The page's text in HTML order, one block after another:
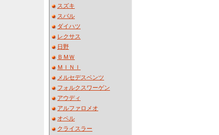
スズキ
スバル
ダイハツ
レクサス
日野
ＢＭＷ
ＭＩＮＩ
メルセデスベンツ
フォルクスワーゲン
アウディ
アルファロメオ
オペル
クライスラー